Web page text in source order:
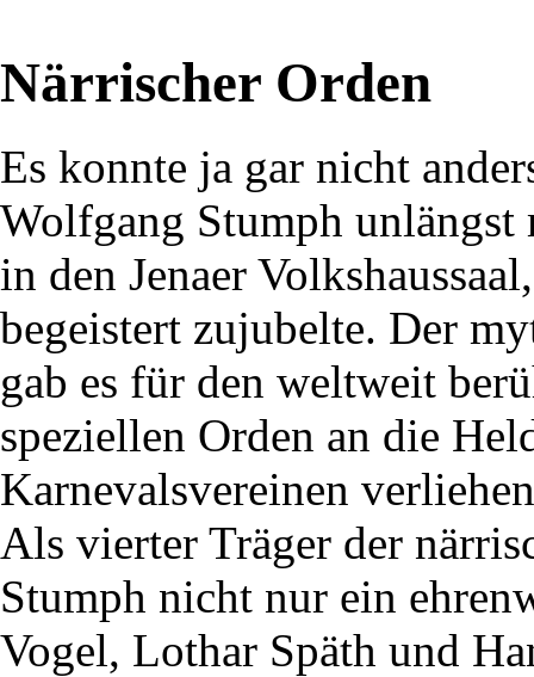
Närrischer Orden
Es konnte ja gar nicht
Wolfgang Stumph
in den Jenaer
begeistert zujubelte. Der
gab es für den weltweit
speziellen Orden an die
Karnevalsvereinen
Als vierter Träger der
Stumph nicht nur ein
Vogel, Lothar Späth und